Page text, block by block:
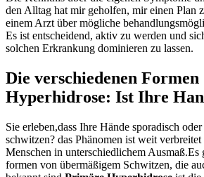
den Alltag hat mir​ geholfen,⁢ mir einen Plan
einem Arzt über mögliche
Es ist entscheidend, aktiv zu werden und
solchen Erkrankung dominieren ‍zu lassen.
Die verschiedenen Formen
Hyperhidrose: Ist Ihre
Sie erleben,dass Ihre Hände⁣ sporadisch⁣
schwitzen? das Phänomen ist weit
Menschen‍ in⁢ unterschiedlichem Ausmaß.Es
formen von übermäßigem Schwitzen, die